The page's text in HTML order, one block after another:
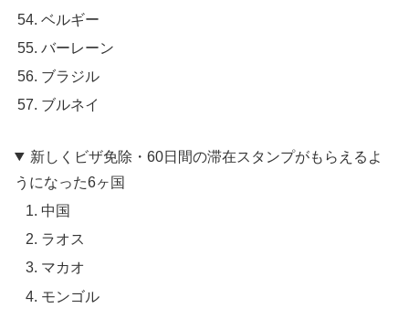
ベルギー
バーレーン
ブラジル
ブルネイ
新しくビザ免除・60日間の滞在スタンプがもらえるよ
うになった6ヶ国
中国
ラオス
マカオ
モンゴル